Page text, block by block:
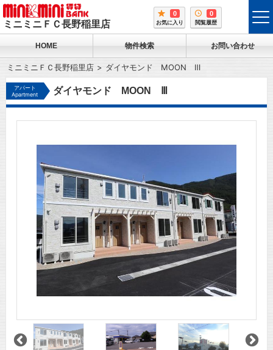
ミニミニＦＣ長野稲里店
0
お気に入り
0
閲覧履歴
HOME 物件検索 お問い合わせ
ミニミニＦＣ長野稲里店 ダイヤモンド MOON Ⅲ
アパート
Apartment
ダイヤモンド MOON Ⅲ